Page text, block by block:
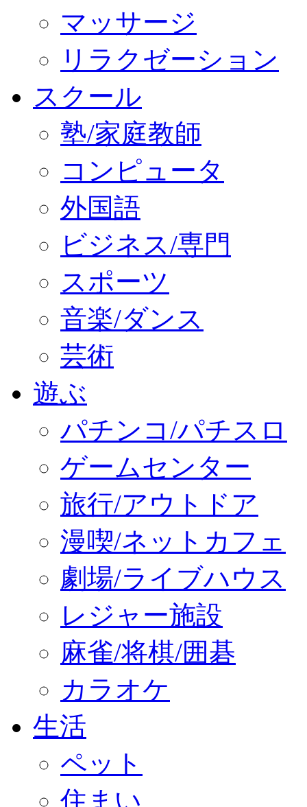
マッサージ
リラクゼーション
スクール
塾/家庭教師
コンピュータ
外国語
ビジネス/専門
スポーツ
音楽/ダンス
芸術
遊ぶ
パチンコ/パチスロ
ゲームセンター
旅行/アウトドア
漫喫/ネットカフェ
劇場/ライブハウス
レジャー施設
麻雀/将棋/囲碁
カラオケ
生活
ペット
住まい